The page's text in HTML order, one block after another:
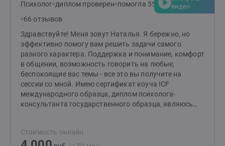
видео
Психолог диплом проверен помогла 553 клиентам
66 отзывов
Здравствуйте! Меня зовут Наталья. Я бережно, но
эффективно помогу вам решить задачи самого
разного характера. Поддержка и понимание, комфорт
в общении, возможность говорить на любые,
беспокоящие вас темы - все это вы получите на
сессии со мной. Имею сертификат коуча ICF
международного образца, диплом психолога-
консультанта государственного образца, являюсь
консультирую пары, помогаю наладить отношения.
Работаю в полимодальном подходе, использую
Стоимость онлайн